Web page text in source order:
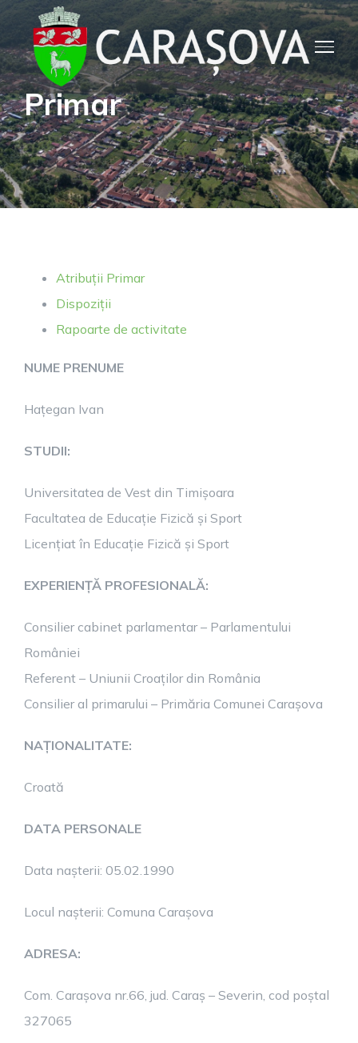
Primar
Atribuții Primar
Dispoziții
Rapoarte de activitate
NUME PRENUME
Hațegan Ivan
STUDII:
Universitatea de Vest din Timișoara
Facultatea de Educație Fizică și Sport
Licențiat în Educație Fizică și Sport
EXPERIENȚĂ PROFESIONALĂ:
Consilier cabinet parlamentar – Parlamentului
României
Referent – Uniunii Croaților din România
Consilier al primarului – Primăria Comunei Carașova
NAȚIONALITATE:
Croată
DATA PERSONALE
Data nașterii: 05.02.1990
Locul nașterii: Comuna Carașova
ADRESA:
Com. Carașova nr.66, jud. Caraș – Severin, cod poștal
327065